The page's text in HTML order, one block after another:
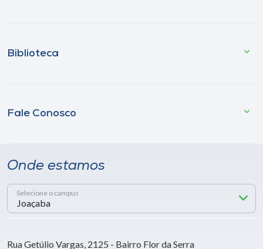
Biblioteca
Fale Conosco
Onde estamos
Selecione o campus
Rua Getúlio Vargas, 2125 - Bairro Flor da Serra